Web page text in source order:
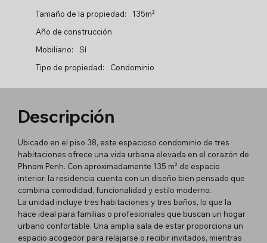
Tamaño de la propiedad:
135m²
Año de construcción
Mobiliario:
Sí
Tipo de propiedad:
Condominio
Descripción
Ubicado en el piso 38, este espacioso condominio de tres
habitaciones ofrece una vida urbana elevada en el corazón de
Phnom Penh. Con aproximadamente 135 m² de espacio
interior, la residencia cuenta con un diseño bien pensado que
combina comodidad, funcionalidad y estilo moderno.
La unidad incluye tres habitaciones y tres baños, lo que la
hace ideal para familias o profesionales que buscan un hogar
urbano confortable. Una amplia sala de estar proporciona un
espacio acogedor para relajarse o recibir invitados, mientras